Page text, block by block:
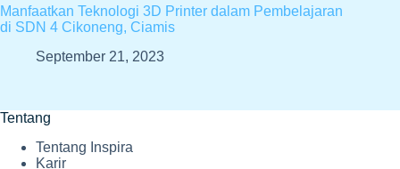
Manfaatkan Teknologi 3D Printer dalam Pembelajaran
di SDN 4 Cikoneng, Ciamis
September 21, 2023
Tentang
Tentang Inspira
Karir